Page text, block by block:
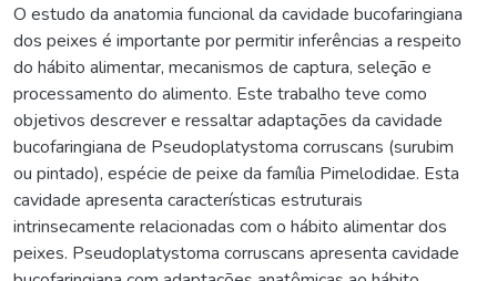
O estudo da anatomia funcional da cavidade bucofaringiana
dos peixes é importante por permitir inferências a respeito
do hábito alimentar, mecanismos de captura, seleção e
processamento do alimento. Este trabalho teve como
objetivos descrever e ressaltar adaptações da cavidade
bucofaringiana de Pseudoplatystoma corruscans (surubim
ou pintado), espécie de peixe da família Pimelodidae. Esta
cavidade apresenta características estruturais
intrinsecamente relacionadas com o hábito alimentar dos
peixes. Pseudoplatystoma corruscans apresenta cavidade